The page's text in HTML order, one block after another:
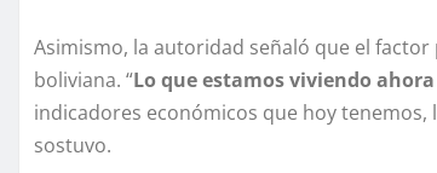
Asimismo, la autoridad señaló que el
boliviana. “Lo que estamos viviendo
indicadores económicos que hoy
sostuvo.